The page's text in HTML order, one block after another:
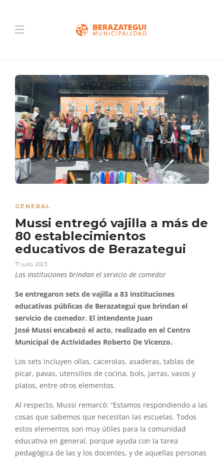
GENERAL
Mussi entregó vajilla a más de
80 establecimientos
educativos de Berazategui
17 julio, 2023
Las instituciones brindan el servicio de comedor
Se entregaron sets de vajilla a 83 instituciones
educativas públicas de Berazategui que brindan el
servicio de comedor. El intendente Juan
José Mussi encabezó el acto, realizado en el Centro
Municipal de Actividades Roberto De Vicenzo.
Los sets incluyen ollas, cacerolas, asaderas, tablas de
picar, pavas, utensilios de cocina, bols, jarras, vasos y
platos, entre otros elementos.
Al respecto, Mussi remarcó: “Estamos respondiendo a las
cosas que sabemos que necesitan las escuelas. Todos
estos elementos son muy útiles para la comunidad
educativa en general, porque ayuda con la tarea
pedagógica de las y los docentes, y de aquellas personas